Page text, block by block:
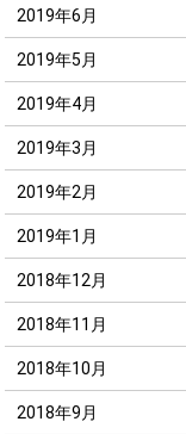
2019年6月
2019年5月
2019年4月
2019年3月
2019年2月
2019年1月
2018年12月
2018年11月
2018年10月
2018年9月